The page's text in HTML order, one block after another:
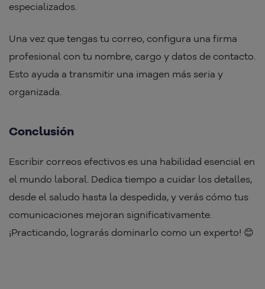
especializados.
Una vez que tengas tu correo, configura una firma
profesional con tu nombre, cargo y datos de contacto.
Esto ayuda a transmitir una imagen más seria y
organizada.
Conclusión
Escribir correos efectivos es una habilidad esencial en
el mundo laboral. Dedica tiempo a cuidar los detalles,
desde el saludo hasta la despedida, y verás cómo tus
comunicaciones mejoran significativamente.
¡Practicando, lograrás dominarlo como un experto! 😊